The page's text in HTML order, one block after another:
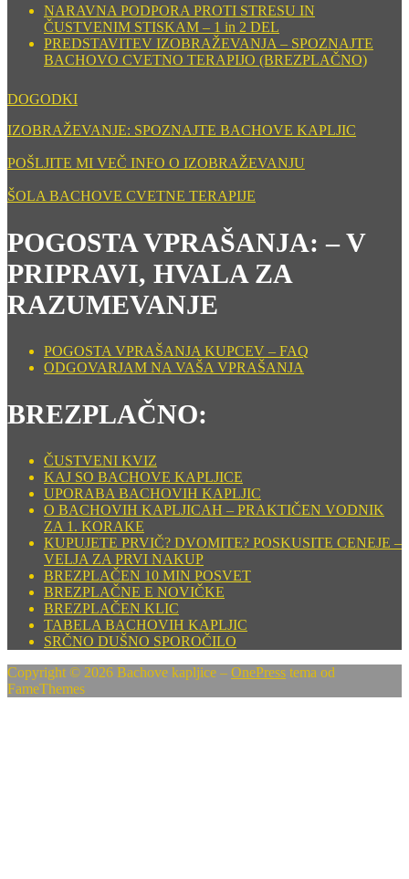
NARAVNA PODPORA PROTI STRESU IN
ČUSTVENIM STISKAM – 1 in 2 DEL
PREDSTAVITEV IZOBRAŽEVANJA – SPOZNAJTE
BACHOVO CVETNO TERAPIJO (BREZPLAČNO)
DOGODKI
IZOBRAŽEVANJE: SPOZNAJTE BACHOVE KAPLJIC
POŠLJITE MI VEČ INFO O IZOBRAŽEVANJU
ŠOLA BACHOVE CVETNE TERAPIJE
POGOSTA VPRAŠANJA: – V
PRIPRAVI, HVALA ZA
RAZUMEVANJE
POGOSTA VPRAŠANJA KUPCEV – FAQ
ODGOVARJAM NA VAŠA VPRAŠANJA
BREZPLAČNO:
ČUSTVENI KVIZ
KAJ SO BACHOVE KAPLJICE
UPORABA BACHOVIH KAPLJIC
O BACHOVIH KAPLJICAH – PRAKTIČEN VODNIK
ZA 1. KORAKE
KUPUJETE PRVIČ? DVOMITE? POSKUSITE CENEJE –
VELJA ZA PRVI NAKUP
BREZPLAČEN 10 MIN POSVET
BREZPLAČNE E NOVIČKE
BREZPLAČEN KLIC
TABELA BACHOVIH KAPLJIC
SRČNO DUŠNO SPOROČILO
Copyright © 2026 Bachove kapljice – OnePress tema od
FameThemes